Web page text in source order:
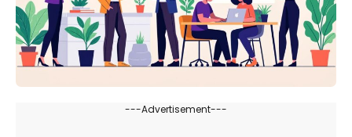
---Advertisement---